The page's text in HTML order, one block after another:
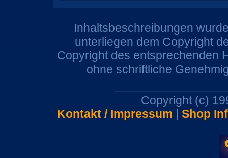
Inhaltsbeschreibungen
unterliegen dem Copyright
Copyright des entsprechenden
ohne schriftliche
Copyright (c)
Kontakt / Impressum | Shop